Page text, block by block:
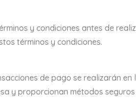
y condiciones antes de
términos y condiciones.
de pago se realizarán en
y proporcionan métodos